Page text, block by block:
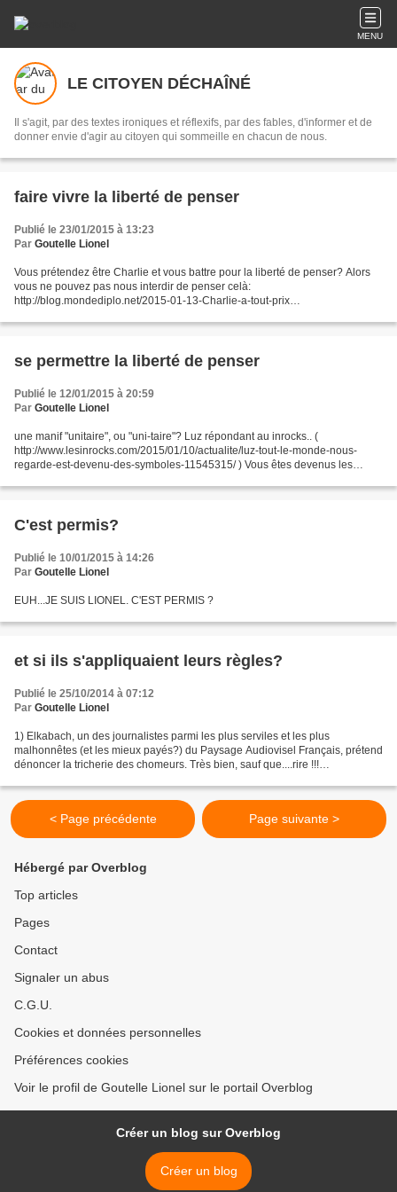
MENU
LE CITOYEN DÉCHAÎNÉ
Il s'agit, par des textes ironiques et réflexifs, par des fables, d'informer et de
donner envie d'agir au citoyen qui sommeille en chacun de nous.
faire vivre la liberté de penser
Publié le 23/01/2015 à 13:23
Par Goutelle Lionel
Vous prétendez être Charlie et vous battre pour la liberté de penser? Alors
vous ne pouvez pas nous interdir de penser celà:
http://blog.mondediplo.net/2015-01-13-Charlie-a-tout-prix
19-Charlie-je-ne-veux-voir-depasser-aucune-tete...
se permettre la liberté de penser
Publié le 12/01/2015 à 20:59
Par Goutelle Lionel
une manif "unitaire", ou "uni-taire"? Luz répondant au inrocks.. (
http://www.lesinrocks.com/2015/01/10/actualite/luz-tout-le-monde-nous-
regarde-est-devenu-des-symboles-11545315/ ) Vous êtes devenus les
C'est permis?
Publié le 10/01/2015 à 14:26
Par Goutelle Lionel
EUH...JE SUIS LIONEL. C'EST PERMIS ?
et si ils s'appliquaient leurs règles?
Publié le 25/10/2014 à 07:12
Par Goutelle Lionel
1) Elkabach, un des journalistes parmi les plus serviles et les plus
malhonnêtes (et les mieux payés?) du Paysage Audiovisel Français, prétend
dénoncer la tricherie des chomeurs. Très bien, sauf que....rire !!!
< Page précédente Page suivante >
Hébergé par Overblog
Top articles
Pages
Contact
Signaler un abus
C.G.U.
Cookies et données personnelles
Préférences cookies
Voir le profil de Goutelle Lionel sur le portail Overblog
Créer un blog sur Overblog
Créer un blog